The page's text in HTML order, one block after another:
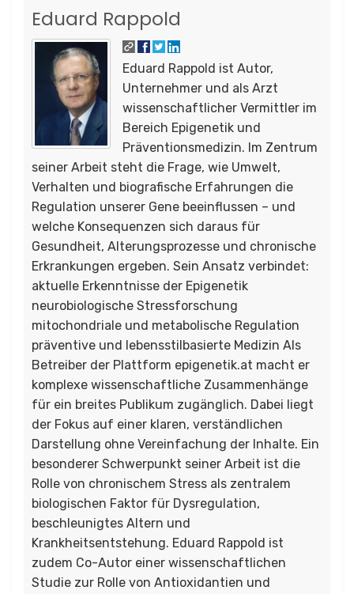
Eduard Rappold
Eduard Rappold ist Autor,
Unternehmer und als Arzt
wissenschaftlicher Vermittler im
Bereich Epigenetik und
Präventionsmedizin. Im Zentrum
seiner Arbeit steht die Frage, wie Umwelt,
Verhalten und biografische Erfahrungen die
Regulation unserer Gene beeinflussen – und
welche Konsequenzen sich daraus für
Gesundheit, Alterungsprozesse und chronische
Erkrankungen ergeben. Sein Ansatz verbindet:
aktuelle Erkenntnisse der Epigenetik
neurobiologische Stressforschung
mitochondriale und metabolische Regulation
präventive und lebensstilbasierte Medizin Als
Betreiber der Plattform epigenetik.at macht er
komplexe wissenschaftliche Zusammenhänge
für ein breites Publikum zugänglich. Dabei liegt
der Fokus auf einer klaren, verständlichen
Darstellung ohne Vereinfachung der Inhalte. Ein
besonderer Schwerpunkt seiner Arbeit ist die
Rolle von chronischem Stress als zentralem
biologischen Faktor für Dysregulation,
beschleunigtes Altern und
Krankheitsentstehung. Eduard Rappold ist
zudem Co-Autor einer wissenschaftlichen
Studie zur Rolle von Antioxidantien und